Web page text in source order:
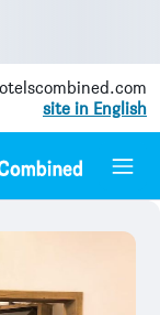
site in English